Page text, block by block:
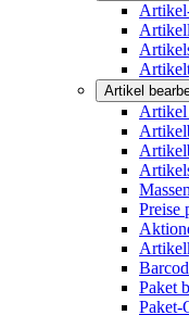
Artikel
Artikel
Preise
Paket
Paket-